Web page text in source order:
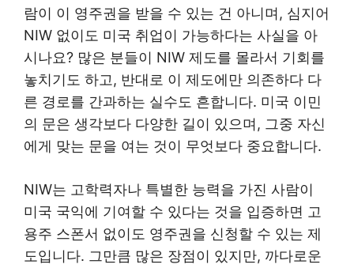
람이 이 영주권을 받을 수 있는 건 아니며, 심지어
NIW 없이도 미국 취업이 가능하다는 사실을 아
시나요? 많은 분들이 NIW 제도를 몰라서 기회를
놓치기도 하고, 반대로 이 제도에만 의존하다 다
른 경로를 간과하는 실수도 흔합니다. 미국 이민
의 문은 생각보다 다양한 길이 있으며, 그중 자신
에게 맞는 문을 여는 것이 무엇보다 중요합니다.
NIW는 고학력자나 특별한 능력을 가진 사람이
미국 국익에 기여할 수 있다는 것을 입증하면 고
용주 스폰서 없이도 영주권을 신청할 수 있는 제
도입니다. 그만큼 많은 장점이 있지만, 까다로운